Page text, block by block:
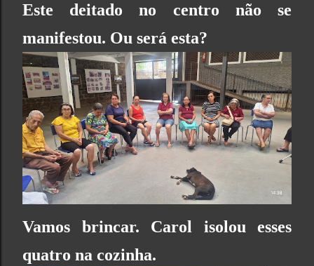
Este deitado no centro não se
manifestou. Ou será esta?
Vamos brincar. Carol isolou esses
quatro na cozinha.